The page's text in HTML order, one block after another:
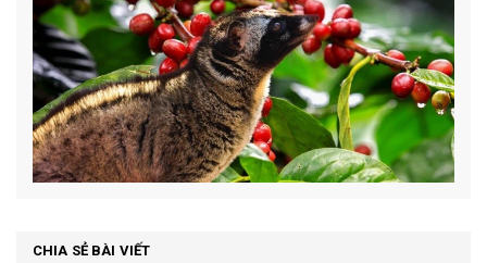
CHIA SẺ BÀI VIẾT